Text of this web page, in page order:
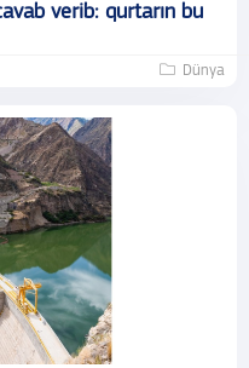
verib: qurtarın bu
Dünya